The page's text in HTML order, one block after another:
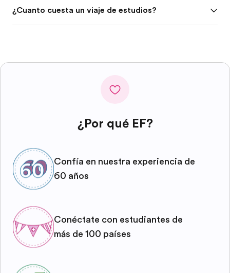
¿Cuanto cuesta un viaje de estudios?
¿Por qué EF?
Confía en nuestra experiencia de
60 años
Conéctate con estudiantes de
más de 100 países